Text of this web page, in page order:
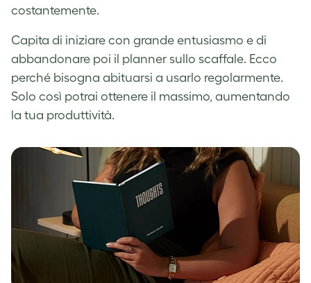
costantemente.
Capita di iniziare con grande entusiasmo e di
abbandonare poi il planner sullo scaffale. Ecco
perché bisogna abituarsi a usarlo regolarmente.
Solo così potrai ottenere il massimo, aumentando
la tua produttività.